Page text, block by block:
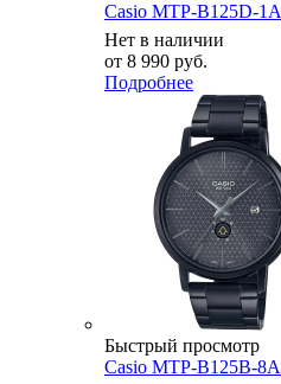
Casio MTP-B125D-1A
Нет в наличии
от 8 990 руб.
Подробнее
Быстрый просмотр
Casio MTP-B125B-8A